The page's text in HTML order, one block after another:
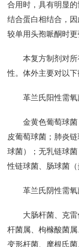
合用时，具有明显
结合蛋白相结合，
较单用头孢哌酮时更
本复方制剂对
性。体外主要对以下
革兰氏阳性需氧
金黄色葡萄球
皮葡萄球菌；肺炎
球菌）；无乳链球
性链球菌、肠球菌（
革兰氏阴性需氧
大肠杆菌、克
杆菌属、枸橼酸菌
变形杆菌、摩根氏